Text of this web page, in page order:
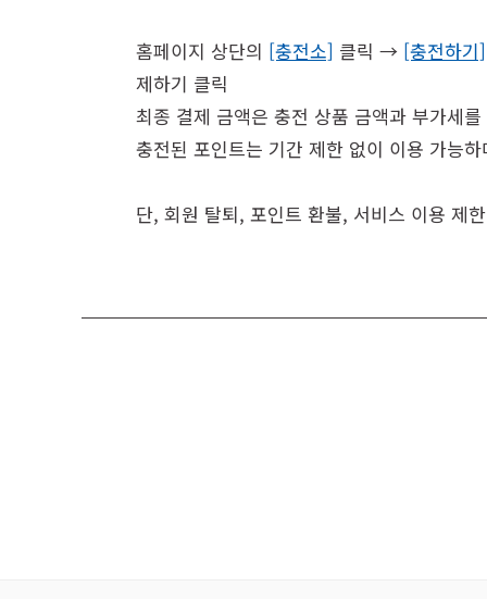
홈페이지 상단의 [충전소] 클릭 → [충전하기]
제하기 클릭
최종 결제 금액은 충전 상품 금액과 부가세
충전된 포인트는 기간 제한 없이 이용 가능
단, 회원 탈퇴, 포인트 환불, 서비스 이용 제